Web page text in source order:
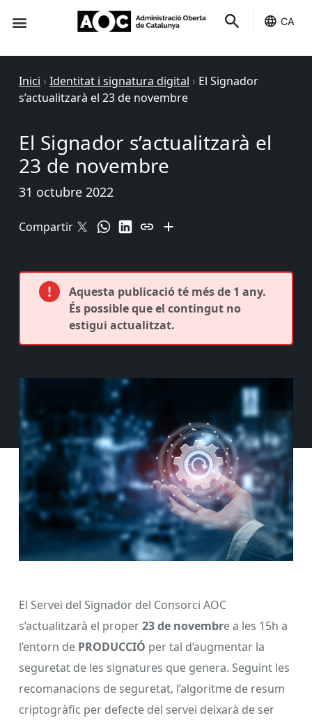
CA
Inici › Identitat i signatura digital › El Signador
s’actualitzarà el 23 de novembre
El Signador s’actualitzarà el
23 de novembre
31 octubre 2022
Compartir
Aquesta publicació té més de 1 any.
És possible que el contingut no
estigui actualitzat.
El Servei del Signador del Consorci AOC
s’actualitzarà el proper23 de novembre a les 15h a
l’entorn de PRODUCCIÓ per tal d’augmentar la
seguretat de les signatures que genera. Seguint les
recomanacions de seguretat, l’algoritme de resum
criptogràfic per defecte del servei deixarà de ser